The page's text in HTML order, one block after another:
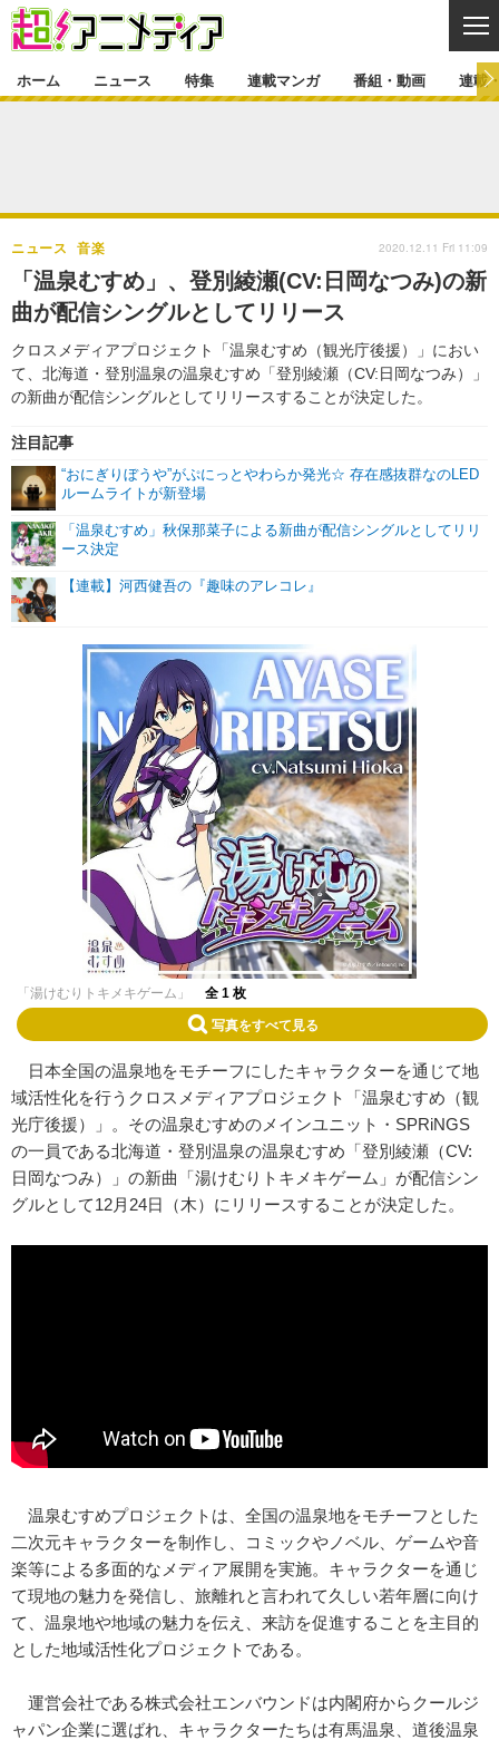
ゲーム・アプリ マンガ
グッズ
声優 コスプレ
舞台 新帝スタ
特集一覧 カバー
ラキりす
連載マンガ
連載一覧
番組・動画
番組・動画一覧
動画
連載・ブログ
連載・ブログ一覧 コラム
編集部ブログ・お知らせ
ホーム ニュース 特集 連載マンガ 番組・動画 連載
「温泉むすめ」、登別綾瀬(CV:日岡なつみ)の新
曲が配信シングルとしてリリース
クロスメディアプロジェクト「温泉むすめ（観光庁後援）」におい
て、北海道・登別温泉の温泉むすめ「登別綾瀬（CV:日岡なつみ）」
の新曲が配信シングルとしてリリースすることが決定した。
ニュース 音楽
注目記事
“おにぎりぼうや”がぷにっとやわらか発光☆ 存在感抜群なのLED
ルームライトが新登場
「温泉むすめ」秋保那菜子による新曲が配信シングルとしてリリ
ース決定
【連載】河西健吾の『趣味のアレコレ』
2020.12.11 Fri 11:09
「湯けむりトキメキゲーム」 全 1 枚
写真をすべて見る
日本全国の温泉地をモチーフにしたキャラクターを通じて地
域活性化を行うクロスメディアプロジェクト「温泉むすめ（観
光庁後援）」。その温泉むすめのメインユニット・SPRiNGS
の一員である北海道・登別温泉の温泉むすめ「登別綾瀬（CV:
日岡なつみ）」の新曲「湯けむりトキメキゲーム」が配信シン
グルとして12月24日（木）にリリースすることが決定した。
温泉むすめプロジェクトは、全国の温泉地をモチーフとした
二次元キャラクターを制作し、コミックやノベル、ゲームや音
楽等による多面的なメディア展開を実施。キャラクターを通じ
て現地の魅力を発信し、旅離れと言われて久しい若年層に向け
て、温泉地や地域の魅力を伝え、来訪を促進することを主目的
とした地域活性化プロジェクトである。
運営会社である株式会社エンバウンドは内閣府からクールジ
ャパン企業に選ばれ、キャラクターたちは有馬温泉、道後温泉